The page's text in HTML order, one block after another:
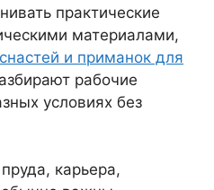
практические
материалами,
и приманок для
рабочие
условиях без
карьера,